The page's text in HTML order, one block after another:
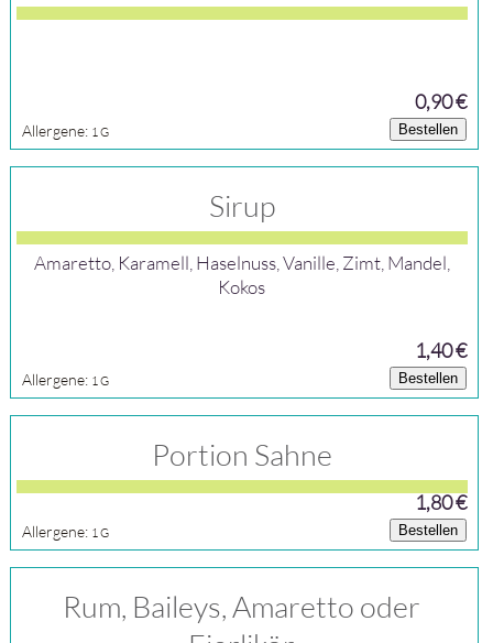
0,90 €
Bestellen
Allergene: 1G
Sirup
Amaretto, Karamell, Haselnuss, Vanille, Zimt, Mandel,
Kokos
1,40 €
Bestellen
Allergene: 1G
Portion Sahne
1,80 €
Bestellen
Allergene: 1G
Rum, Baileys, Amaretto oder